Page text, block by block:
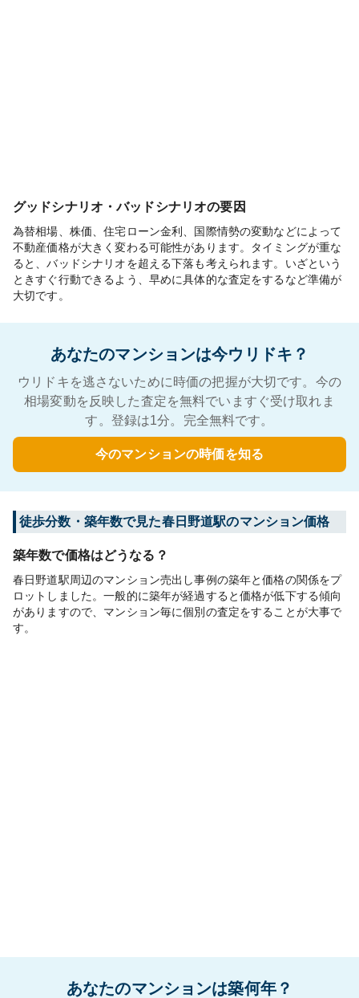
グッドシナリオ・バッドシナリオの要因
為替相場、株価、住宅ローン金利、国際情勢の変動などによって
不動産価格が大きく変わる可能性があります。タイミングが重な
ると、バッドシナリオを超える下落も考えられます。いざという
ときすぐ行動できるよう、早めに具体的な査定をするなど準備が
大切です。
あなたのマンションは今ウリドキ？
ウリドキを逃さないために時価の把握が大切です。今の
相場変動を反映した査定を無料でいますぐ受け取れま
す。登録は1分。完全無料です。
今のマンションの時価を知る
徒歩分数・築年数で見た春日野道駅のマンション価格
築年数で価格はどうなる？
春日野道駅周辺のマンション売出し事例の築年と価格の関係をプ
ロットしました。一般的に築年が経過すると価格が低下する傾向
がありますので、マンション毎に個別の査定をすることが大事で
す。
あなたのマンションは築何年？